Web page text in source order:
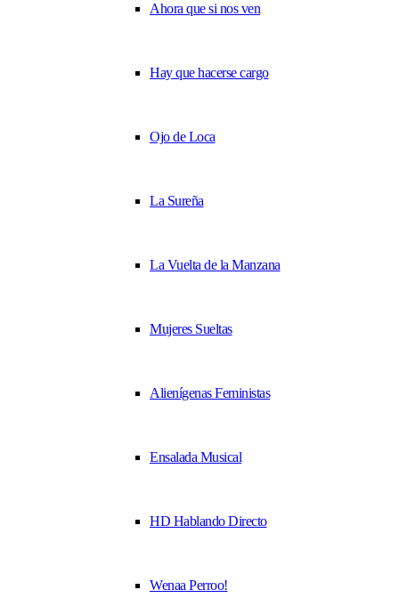
Ahora que si nos ven
Hay que hacerse cargo
Ojo de Loca
La Sureña
La Vuelta de la Manzana
Mujeres Sueltas
Alienígenas Feministas
Ensalada Musical
HD Hablando Directo
Wenaa Perroo!